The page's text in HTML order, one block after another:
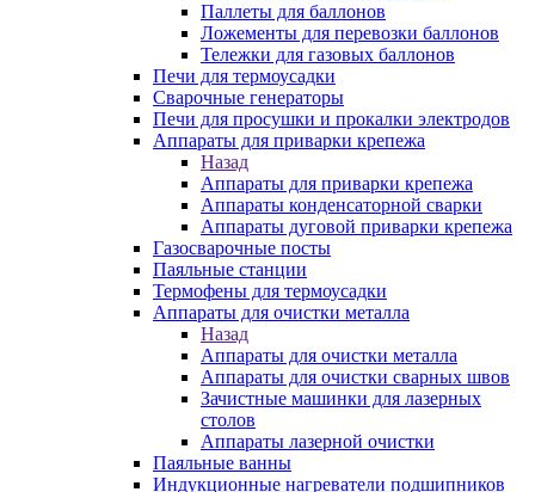
Паллеты для баллонов
Ложементы для перевозки баллонов
Тележки для газовых баллонов
Печи для термоусадки
Сварочные генераторы
Печи для просушки и прокалки электродов
Аппараты для приварки крепежа
Назад
Аппараты для приварки крепежа
Аппараты конденсаторной сварки
Аппараты дуговой приварки крепежа
Газосварочные посты
Паяльные станции
Термофены для термоусадки
Аппараты для очистки металла
Назад
Аппараты для очистки металла
Аппараты для очистки сварных швов
Зачистные машинки для лазерных
столов
Аппараты лазерной очистки
Паяльные ванны
Индукционные нагреватели подшипников